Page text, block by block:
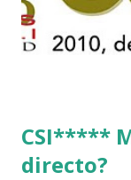
CSI*****
directo?